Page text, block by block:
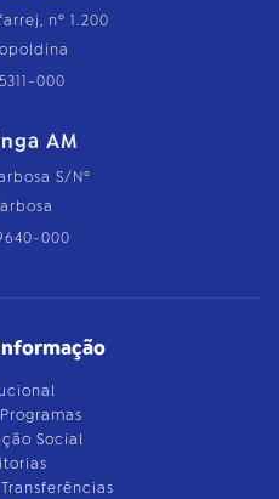
nº 1.200
000
AM
S/Nº
000
Social